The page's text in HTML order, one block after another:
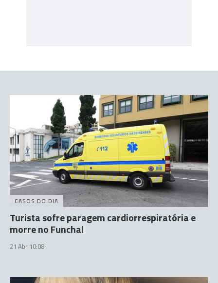
CASOS DO DIA
Turista sofre paragem cardiorrespiratória e
morre no Funchal
21 Abr 10:08